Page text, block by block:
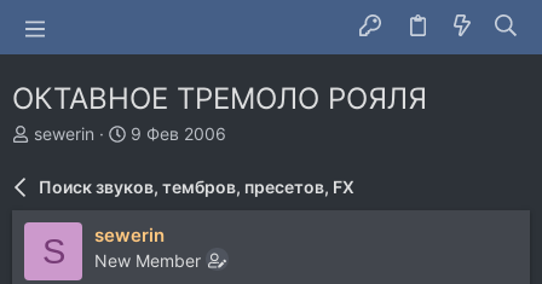
ОКТАВНОЕ ТРЕМОЛО РОЯЛЯ
А
т
р
sewerin
Д
а
ч
9 Фев 2006
Поиск звуков, тембров, пресетов, FX
S sewerin
New Member